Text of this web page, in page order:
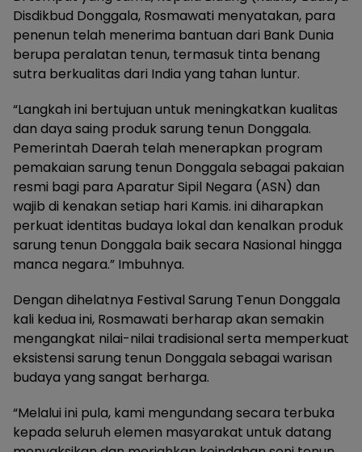
Disdikbud Donggala, Rosmawati menyatakan, para
penenun telah menerima bantuan dari Bank Dunia
berupa peralatan tenun, termasuk tinta benang
sutra berkualitas dari India yang tahan luntur.
“Langkah ini bertujuan untuk meningkatkan kualitas
dan daya saing produk sarung tenun Donggala.
Pemerintah Daerah telah menerapkan program
pemakaian sarung tenun Donggala sebagai pakaian
resmi bagi para Aparatur Sipil Negara (ASN) dan
wajib di kenakan setiap hari Kamis. ini diharapkan
perkuat identitas budaya lokal dan kenalkan produk
sarung tenun Donggala baik secara Nasional hingga
manca negara.” Imbuhnya.
Dengan dihelatnya Festival Sarung Tenun Donggala
kali kedua ini, Rosmawati berharap akan semakin
mengangkat nilai-nilai tradisional serta memperkuat
eksistensi sarung tenun Donggala sebagai warisan
budaya yang sangat berharga.
“Melalui ini pula, kami mengundang secara terbuka
kepada seluruh elemen masyarakat untuk datang